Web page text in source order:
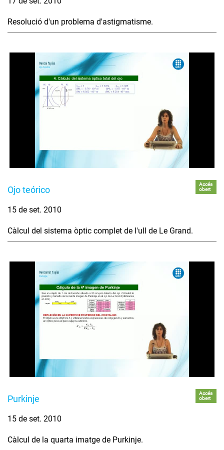
Resolució d'un problema d'astigmatisme.
Ojo teórico
Accés
obert
15 de set. 2010
Càlcul del sistema òptic complet de l'ull de Le Grand.
Purkinje
Accés
obert
15 de set. 2010
Càlcul de la quarta imatge de Purkinje.